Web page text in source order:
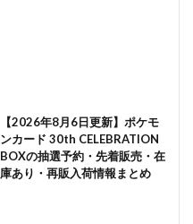
【2026年8月6日更新】ポケモ
ンカード 30th CELEBRATION
BOXの抽選予約・先着販売・在
庫あり・再販入荷情報まとめ